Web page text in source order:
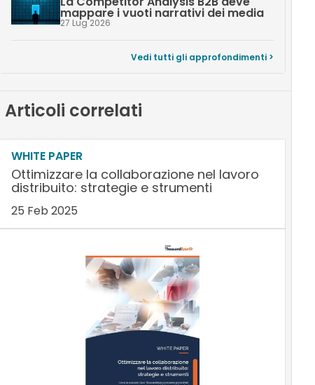
mappare i vuoti narrativi dei media
27 Lug 2026
Vedi tutti gli approfondimenti >
Articoli correlati
WHITE PAPER
Ottimizzare la collaborazione nel lavoro
distribuito: strategie e strumenti
25 Feb 2025